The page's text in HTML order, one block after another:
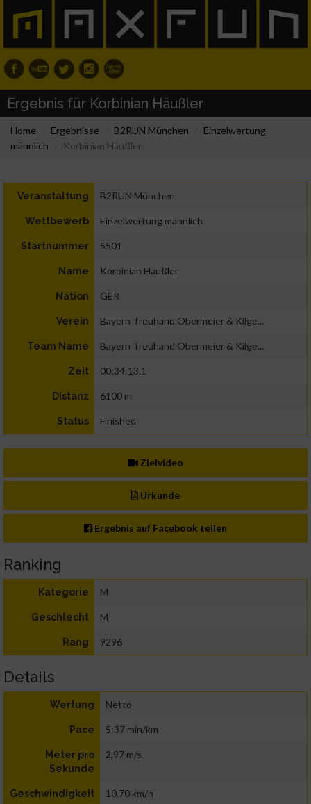
Ergebnis für Korbinian Häußler
Home Ergebnisse B2RUN München
Einzelwertung
männlich
Korbinian Häußler
Veranstaltung B2RUN München
Wettbewerb Einzelwertung männlich
Startnummer 5501
Name Korbinian Häußler
Nation GER
Verein Bayern Treuhand Obermeier & Kilge...
Team Name Bayern Treuhand Obermeier & Kilge...
Zeit 00:34:13.1
Distanz 6100 m
Status Finished
Zielvideo
Urkunde
Ergebnis auf Facebook teilen
Ranking
Kategorie M
Geschlecht M
Rang 9296
Details
Wertung Netto
Pace 5:37 min/km
Meter pro
Sekunde
2,97 m/s
Geschwindigkeit 10,70 km/h